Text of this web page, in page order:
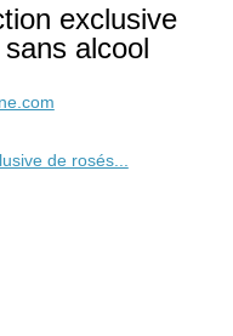
exclusive
alcool
de rosés...